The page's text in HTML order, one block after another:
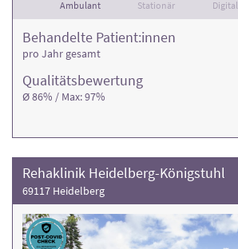
Ambulant Stationär Digital
Qualitäts­bewertung
Ø 86% / Max: 97%
Behandelte Patient:innen
pro Jahr gesamt
Rehaklinik Heidelberg-Königstuhl
69117 Heidelberg